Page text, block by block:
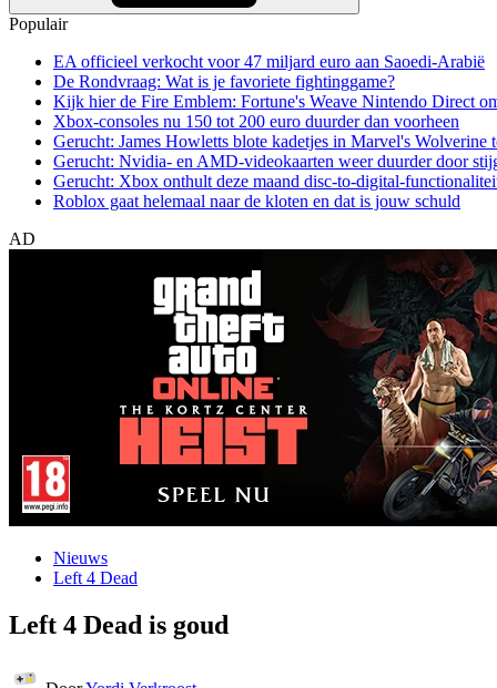
Populair
EA officieel verkocht voor 47 miljard euro aan Saoedi-Arabië
De Rondvraag: Wat is je favoriete fightinggame?
Kijk hier de Fire Emblem: Fortune's Weave Nintendo Direct
Xbox-consoles nu 150 tot 200 euro duurder dan voorheen
Gerucht: James Howletts blote kadetjes in Marvel's Wolverine
Gerucht: Nvidia- en AMD-videokaarten weer duurder door
Gerucht: Xbox onthult deze maand disc-to-digital-
Roblox gaat helemaal naar de kloten en dat is jouw schuld
AD
Nieuws
Left 4 Dead
Left 4 Dead is goud